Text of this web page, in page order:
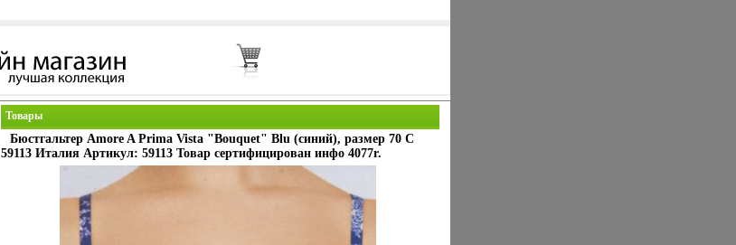
Товары
Бюстгальтер Amore A Prima Vista "Bouquet" Blu (синий), размер 70 С
59113 Италия Артикул: 59113 Товар сертифицирован инфо 4077r.